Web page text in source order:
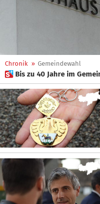
Chronik » Gemeindewahl